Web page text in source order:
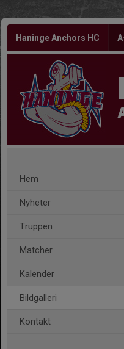
Haninge Anchors HC
Hem
Nyheter
Truppen
Matcher
Kalender
Bildgalleri
Kontakt